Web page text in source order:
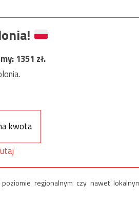
1351 zł.
kwota
regionalnym czy nawet